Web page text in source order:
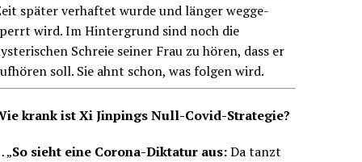
später verhaftet wurde und länger wegge-
wird. Im Hintergrund sind noch die
Schreie seiner Frau zu hören, dass er
soll. Sie ahnt schon, was folgen wird.
krank ist Xi Jinpings Null-Covid-Strategie?
„So sieht eine Corona-Diktatur aus:Da tanzt